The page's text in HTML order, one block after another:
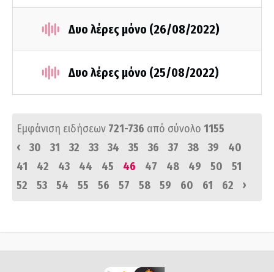
Δυο λέρες μόνο (26/08/2022)
Δυο λέρες μόνο (25/08/2022)
Εμφάνιση ειδήσεων 721-736 από σύνολο 1155
‹
30 31 32 33 34 35 36 37 38 39
40
41
42 43 44 45 46 47 48 49 50
51
52
53 54 55 56 57 58 59 60 61 62 ›